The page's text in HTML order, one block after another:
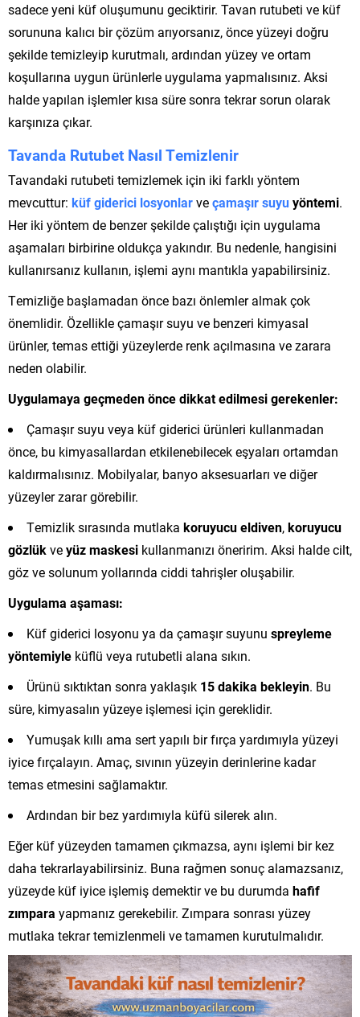
sadece yeni küf oluşumunu geciktirir. Tavan rutubeti ve küf
sorununa kalıcı bir çözüm arıyorsanız, önce yüzeyi doğru
şekilde temizleyip kurutmalı, ardından yüzey ve ortam
koşullarına uygun ürünlerle uygulama yapmalısınız. Aksi
halde yapılan işlemler kısa süre sonra tekrar sorun olarak
karşınıza çıkar.
Tavanda Rutubet Nasıl Temizlenir
Tavandaki rutubeti temizlemek için iki farklı yöntem
mevcuttur: küf giderici losyonlarveçamaşır suyuyöntemi.
Her iki yöntem de benzer şekilde çalıştığı için uygulama
aşamaları birbirine oldukça yakındır. Bu nedenle, hangisini
kullanırsanız kullanın, işlemi aynı mantıkla yapabilirsiniz.
Temizliğe başlamadan önce bazı önlemler almak çok
önemlidir. Özellikle çamaşır suyu ve benzeri kimyasal
ürünler, temas ettiği yüzeylerde renk açılmasına ve zarara
neden olabilir.
Uygulamaya geçmeden önce dikkat edilmesi gerekenler:
Çamaşır suyu veya küf giderici ürünleri kullanmadan
önce, bu kimyasallardan etkilenebilecek eşyaları ortamdan
kaldırmalısınız. Mobilyalar, banyo aksesuarları ve diğer
yüzeyler zarar görebilir.
Temizlik sırasında mutlaka koruyucu eldiven,koruyucu
gözlükveyüz maskesi kullanmanızı öneririm. Aksi halde cilt,
göz ve solunum yollarında ciddi tahrişler oluşabilir.
Uygulama aşaması:
Küf giderici losyonu ya da çamaşır suyunu spreyleme
yöntemiyle küflü veya rutubetli alana sıkın.
Ürünü sıktıktan sonra yaklaşık 15 dakika bekleyin. Bu
süre, kimyasalın yüzeye işlemesi için gereklidir.
Yumuşak kıllı ama sert yapılı bir fırça yardımıyla yüzeyi
iyice fırçalayın. Amaç, sıvının yüzeyin derinlerine kadar
temas etmesini sağlamaktır.
Ardından bir bez yardımıyla küfü silerek alın.
Eğer küf yüzeyden tamamen çıkmazsa, aynı işlemi bir kez
daha tekrarlayabilirsiniz. Buna rağmen sonuç alamazsanız,
yüzeyde küf iyice işlemiş demektir ve bu durumda hafif
zımpara yapmanız gerekebilir. Zımpara sonrası yüzey
mutlaka tekrar temizlenmeli ve tamamen kurutulmalıdır.